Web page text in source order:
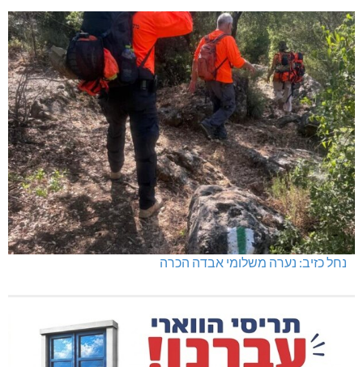
נחל כזיב: נערה משלומי אבדה הכרה